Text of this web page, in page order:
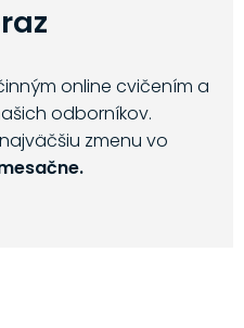
online cvičením a
odborníkov.
zmenu vo